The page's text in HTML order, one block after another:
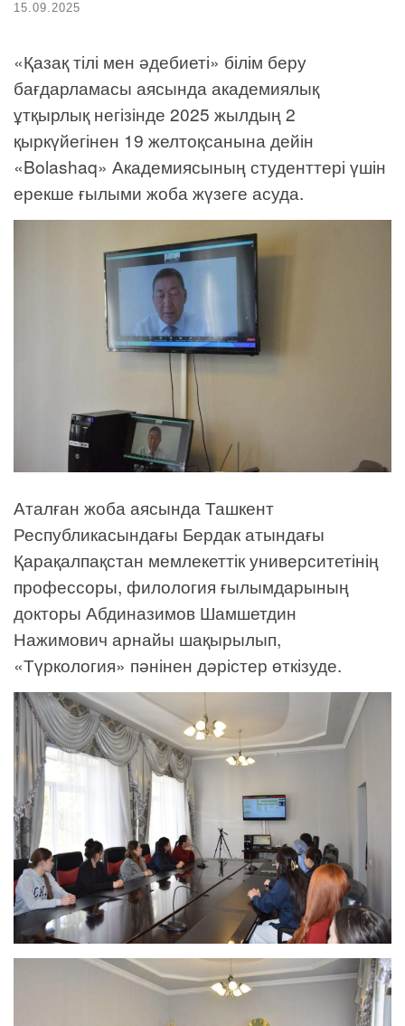
15.09.2025
«Қазақ тілі мен әдебиеті» білім беру
бағдарламасы аясында академиялық
ұтқырлық негізінде 2025 жылдың 2
қыркүйегінен 19 желтоқсанына дейін
«Bolashaq» Академиясының студенттері үшін
ерекше ғылыми жоба жүзеге асуда.
Аталған жоба аясында Ташкент
Республикасындағы Бердак атындағы
Қарақалпақстан мемлекеттік университетінің
профессоры, филология ғылымдарының
докторы Абдиназимов Шамшетдин
Нажимович арнайы шақырылып,
«Түркология» пәнінен дәрістер өткізуде.